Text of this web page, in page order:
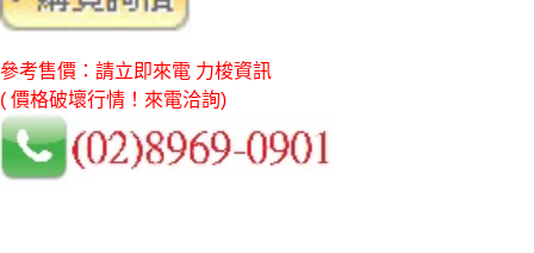
參考售價：請立即來電 力梭資訊
( 價格破壞行情！來電洽詢)